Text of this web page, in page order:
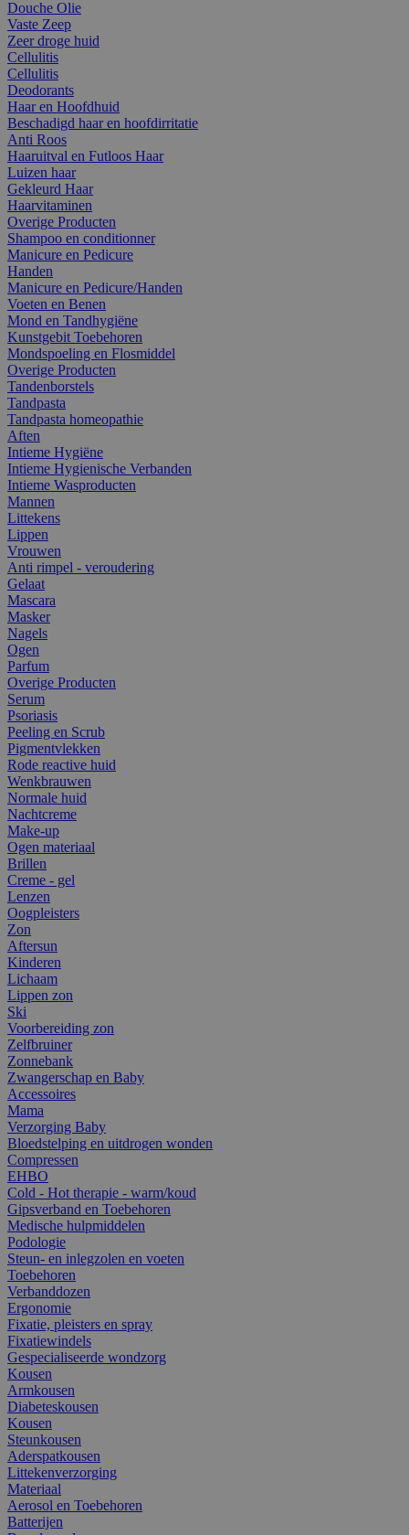
Douche Olie
Vaste Zeep
Zeer droge huid
Cellulitis
Cellulitis
Deodorants
Haar en Hoofdhuid
Beschadigd haar en hoofdirritatie
Anti Roos
Haaruitval en Futloos Haar
Luizen haar
Gekleurd Haar
Haarvitaminen
Overige Producten
Shampoo en conditionner
Manicure en Pedicure
Handen
Manicure en Pedicure/Handen
Voeten en Benen
Mond en Tandhygiëne
Kunstgebit Toebehoren
Mondspoeling en Flosmiddel
Overige Producten
Tandenborstels
Tandpasta
Tandpasta homeopathie
Aften
Intieme Hygiëne
Intieme Hygienische Verbanden
Intieme Wasproducten
Mannen
Littekens
Lippen
Vrouwen
Anti rimpel - veroudering
Gelaat
Mascara
Masker
Nagels
Ogen
Parfum
Overige Producten
Serum
Psoriasis
Peeling en Scrub
Pigmentvlekken
Rode reactive huid
Wenkbrauwen
Normale huid
Nachtcreme
Make-up
Ogen materiaal
Brillen
Creme - gel
Lenzen
Oogpleisters
Zon
Aftersun
Kinderen
Lichaam
Lippen zon
Ski
Voorbereiding zon
Zelfbruiner
Zonnebank
Zwangerschap en Baby
Accessoires
Mama
Verzorging Baby
Bloedstelping en uitdrogen wonden
Compressen
EHBO
Cold - Hot therapie - warm/koud
Gipsverband en Toebehoren
Medische hulpmiddelen
Podologie
Steun- en inlegzolen en voeten
Toebehoren
Verbanddozen
Ergonomie
Fixatie, pleisters en spray
Fixatiewindels
Gespecialiseerde wondzorg
Kousen
Armkousen
Diabeteskousen
Kousen
Steunkousen
Aderspatkousen
Littekenverzorging
Materiaal
Aerosol en Toebehoren
Batterijen